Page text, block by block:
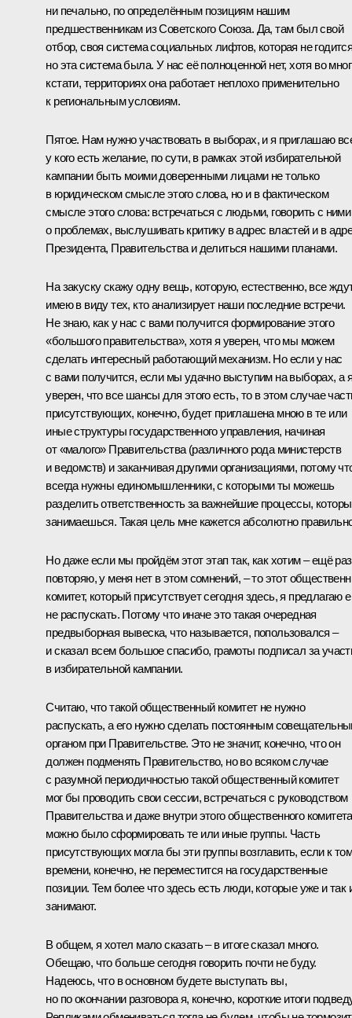
ни печально, по определённым позициям нашим
предшественникам из Советского Союза. Да, там был свой
отбор, своя система социальных лифтов, которая не
но эта система была. У нас её полноценной нет, хотя во
кстати, территориях она работает неплохо применительно
к региональным условиям.
Пятое. Нам нужно участвовать в выборах, и я приглашаю
у кого есть желание, по сути, в рамках этой избирательной
кампании быть моими доверенными лицами не только
в юридическом смысле этого слова, но и в фактическом
смысле этого слова: встречаться с людьми, говорить с ними
о проблемах, выслушивать критику в адрес властей и в
Президента, Правительства и делиться нашими планами.
На закуску скажу одну вещь, которую, естественно, все
имею в виду тех, кто анализирует наши последние встречи.
Не знаю, как у нас с вами получится формирование этого
«большого правительства», хотя я уверен, что мы можем
сделать интересный работающий механизм. Но если у нас
с вами получится, если мы удачно выступим на выборах, а
уверен, что все шансы для этого есть, то в этом случае
присутствующих, конечно, будет приглашена мною в те или
иные структуры государственного управления, начиная
от «малого» Правительства (различного рода министерств
и ведомств) и заканчивая другими организациями, потому
всегда нужны единомышленники, с которыми ты можешь
разделить ответственность за важнейшие процессы,
занимаешься. Такая цель мне кажется абсолютно
Но даже если мы пройдём этот этап так, как хотим – ещё раз
повторяю, у меня нет в этом сомнений, – то этот
комитет, который присутствует сегодня здесь, я предлагаю
не распускать. Потому что иначе это такая очередная
предвыборная вывеска, что называется, попользовался –
и сказал всем большое спасибо, грамоты подписал за
в избирательной кампании.
Считаю, что такой общественный комитет не нужно
распускать, а его нужно сделать постоянным
органом при Правительстве. Это не значит, конечно, что он
должен подменять Правительство, но во всяком случае
с разумной периодичностью такой общественный комитет
мог бы проводить свои сессии, встречаться с руководством
Правительства и даже внутри этого общественного комитета
можно было сформировать те или иные группы. Часть
присутствующих могла бы эти группы возглавить, если к
времени, конечно, не переместится на государственные
позиции. Тем более что здесь есть люди, которые уже и так
занимают.
В общем, я хотел мало сказать – в итоге сказал много.
Обещаю, что больше сегодня говорить почти не буду.
Надеюсь, что в основном будете выступать вы,
но по окончании разговора я, конечно, короткие итоги